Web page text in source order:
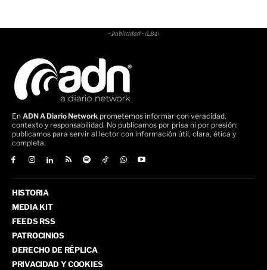
- Publicidad - (LB4)
En ADN A Diario Network prometemos informar con veracidad,
contexto y responsabilidad. No publicamos por prisa ni por presión:
publicamos para servir al lector con información útil, clara, ética y
completa.
HISTORIA
MEDIA KIT
FEEDS RSS
PATROCINIOS
DERECHO DE RÉPLICA
PRIVACIDAD Y COOKIES